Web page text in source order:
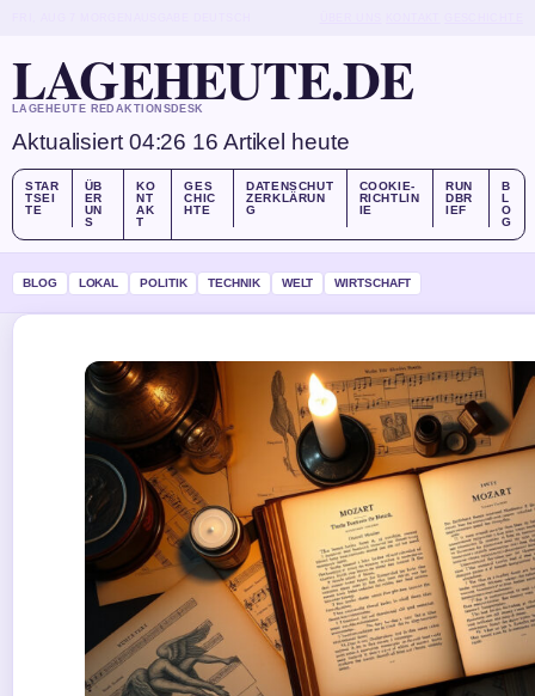
LAGEHEUTE.DE
LAGEHEUTE REDAKTIONSDESK
Aktualisiert 04:26 16 Artikel heute
STAR
TSEI
TE
ÜB
ER
UN
S
KO
NT
AK
T
GES
CHIC
HTE
DATENSCHUT
ZERKLÄRUN
G
COOKIE-
RICHTLIN
IE
RUN
DBR
IEF
B
L
O
G
BLOG LOKAL POLITIK TECHNIK WELT WIRTSCHAFT